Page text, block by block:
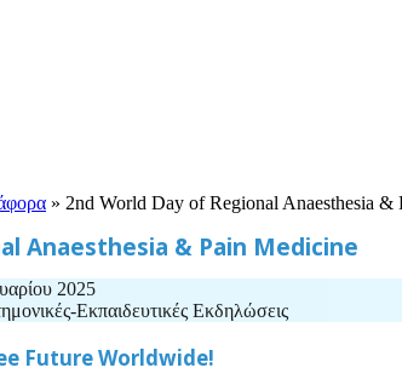
» 2nd World Day of Regional Anaesthesia &
Anaesthesia & Pain Medicine
2025
Εκπαιδευτικές Εκδηλώσεις
Future Worldwide!